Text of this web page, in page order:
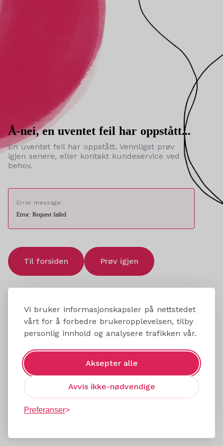
Vi bruker informasjonskapsler på nettstedet
vårt for å forbedre brukeropplevelsen, tilby
personlig innhold og analysere trafikken vår.
Aksepter alle
Avvis ikke-nødvendige
Preferanser
Å-nei, en uventet feil har oppstått...
En uventet feil har oppstått. Vennligst prøv
igjen senere, eller kontakt kundeservice ved
behov.
Error message:
Error: Request failed
Til forsiden Prøv igjen